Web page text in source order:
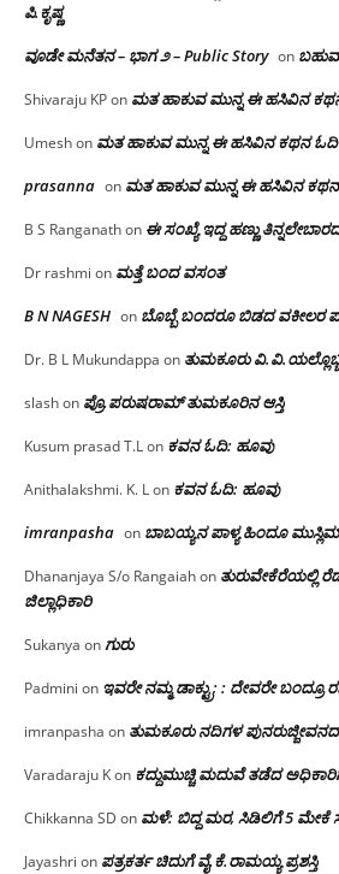
ಪಿ.ಕೃಷ್ಣ
ವೂಡೇ ಮನೆತನ – ಭಾಗ ೨ – Public Story on
Shivaraju KPon ಮತ ಹಾಕುವ ಮುನ್ನ ಈ ಹಸಿವಿನ
Umeshon ಮತ ಹಾಕುವ ಮುನ್ನ ಈ ಹಸಿವಿನ ಕಥನ ಓದಿ
prasanna on ಮತ ಹಾಕುವ ಮುನ್ನ ಈ ಹಸಿವಿನ
B S Ranganathon ಈ ಸಂಖ್ಯೆ ಇದ್ದ ಹಣ್ಣು
Dr rashmi on ಮತ್ತೆ ಬಂದ ವಸಂತ
B N NAGESH on ಬೊಬ್ಬೆ ಬಂದರೂ ಬಿಡದ ವಕೀಲರ
Dr. B L Mukundappa on ತುಮಕೂರು‌
slashon ಪ್ರೊ.ಪರುಷರಾಮ್ ತುಮಕೂರಿನ ಆಸ್ತಿ
Kusum prasad T.Lon ಕವನ ಓದಿ: ಹೂವು
Anithalakshmi. K. Lon ಕವನ ಓದಿ: ಹೂವು
imranpasha on ಬಾಬಯ್ಯನ ಪಾಳ್ಯ ಹಿಂದೂ
Dhananjaya S/o Rangaiahon
ಜಿಲ್ಲಾಧಿಕಾರಿ
Sukanya onಗುರು
Padmini on ಇವರೇ ನಮ್ಮ ಡಾಕ್ಟ್ರು; : ದೇವರೇ ಬಂದ್ರೂ
imranpasha on ತುಮಕೂರು ನದಿಗಳ
Varadaraju Kon ಕದ್ದುಮುಚ್ಚಿ ಮದುವೆ ತಡೆದ
Chikkanna SD on ಮಳೆ: ಬಿದ್ದ ಮರ, ಸಿಡಿಲಿಗೆ 5 ಮೇಕೆ
Jayashri on ಪತ್ರಕರ್ತ ಚಿದುಗೆ ವೈ.ಕೆ.ರಾಮಯ್ಯ ಪ್ರಶಸ್ತಿ